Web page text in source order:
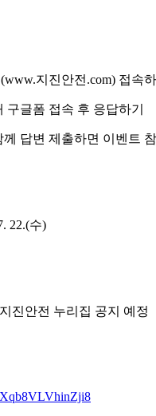
지진안전.com) 접속하
글폼 접속 후 응답하기
답변 제출하면 이벤트
22.(수)
진안전 누리집 공지 예정